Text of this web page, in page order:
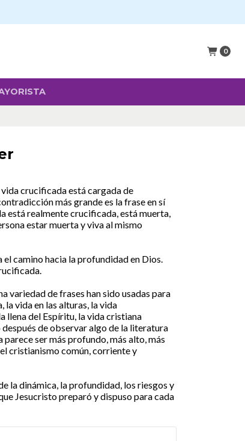
0
crucificada está cargada de
más grande es la frase en sí
está realmente crucificada, está muerta,
estar muerta y viva al mismo
el camino hacia la profundidad en Dios.
variedad de frases han sido usadas para
vida en las alturas, la vida
llena del Espíritu, la vida cristiana
de observar algo de la literatura
ser más profundo, más alto, más
cristianismo común, corriente y
la dinámica, la profundidad, los riesgos y
Jesucristo preparó y dispuso para cada